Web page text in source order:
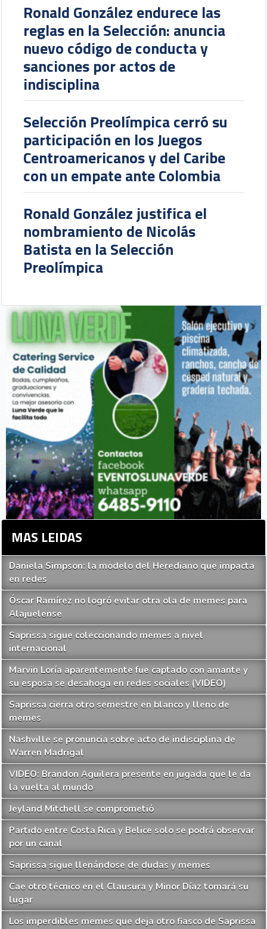
Ronald González endurece las
reglas en la Selección: anuncia
nuevo código de conducta y
sanciones por actos de
indisciplina
Selección Preolímpica cerró su
participación en los Juegos
Centroamericanos y del Caribe
con un empate ante Colombia
Ronald González justifica el
nombramiento de Nicolás
Batista en la Selección
Preolímpica
MAS LEIDAS
Daniela Simpson: la modelo del Herediano que impacta
en redes
Óscar Ramírez no logró evitar otra ola de memes para
Alajuelense
Saprissa sigue coleccionando memes a nivel
internacional
Marvin Loría aparentemente fue captado con amante y
su esposa se desahoga en redes sociales (VIDEO)
Saprissa cierra otro semestre en blanco y lleno de
memes
Nashville se pronuncia sobre acto de indisciplina de
Warren Madrigal
VIDEO: Brandon Aguilera presente en jugada que le da
la vuelta al mundo
Jeyland Mitchell se comprometió
Partido entre Costa Rica y Belice solo se podrá observar
por un canal
Saprissa sigue llenándose de dudas y memes
Cae otro técnico en el Clausura y Minor Díaz tomará su
lugar
Los imperdibles memes que deja otro fiasco de Saprissa